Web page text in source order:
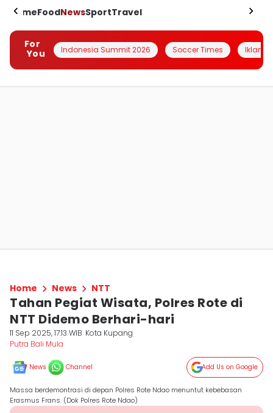
HomeFoodNewsSportTravel
For
You
Indonesia Summit 2026 Soccer Times Iklanin
Home News NTT
Tahan Pegiat Wisata, Polres Rote di
NTT Didemo Berhari-hari
11 Sep 2025, 17:13 WIB Kota Kupang
Putra Bali Mula
News Channel Add Us on Google
Massa berdemontrasi di depan Polres Rote Ndao menuntut kebebasan
Erasmus Frans. (Dok Polres Rote Ndao)